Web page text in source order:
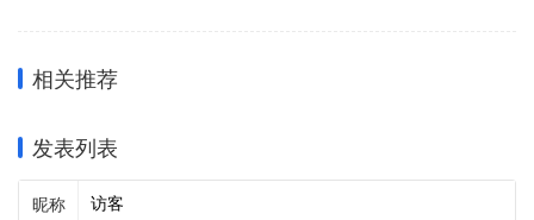
相关推荐
发表列表
昵称